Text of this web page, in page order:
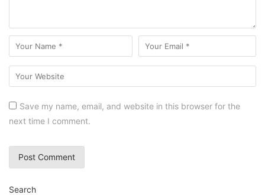
Save my name, email, and website in this browser for the
next time I comment.
Search